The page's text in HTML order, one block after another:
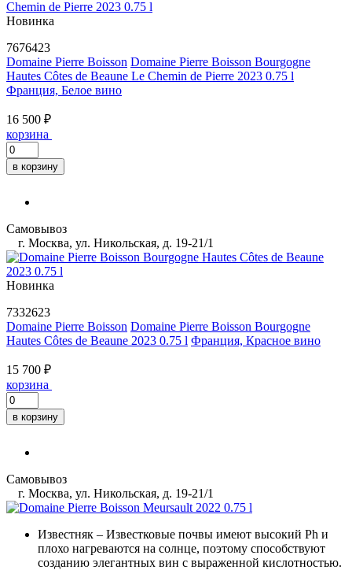
Новинка
7676423
Domaine Pierre Boisson Domaine Pierre Boisson Bourgogne
Hautes Côtes de Beaune Le Chemin de Pierre 2023 0.75 l
Франция, Белое вино
16 500 ₽
корзина
в корзину
Самовывоз
г. Москва, ул. Никольская, д. 19-21/1
Новинка
7332623
Domaine Pierre Boisson Domaine Pierre Boisson Bourgogne
Hautes Côtes de Beaune 2023 0.75 l Франция, Красное вино
15 700 ₽
корзина
в корзину
Самовывоз
г. Москва, ул. Никольская, д. 19-21/1
Известняк – Известковые почвы имеют высокий Ph и
плохо нагреваются на солнце, поэтому способствуют
созданию элегантных вин с выраженной кислотностью.